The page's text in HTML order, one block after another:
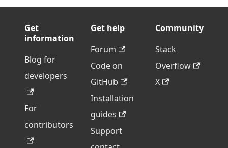
Get
information
Blog for
developers
For
contributors
Get help
Forum
Code on
GitHub
Installation
guides
Support
Community
Stack
Overflow
X